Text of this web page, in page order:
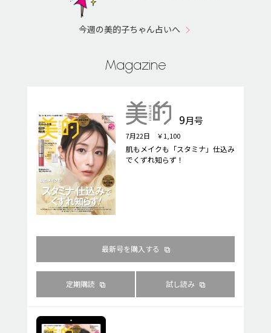
今週の美的子ちゃん占いへ
Magazine
9月号
7月22日 ￥1,100
肌もメイクも「スタミナ」仕込み
でくずれ知らず！
最新号を購入する
定期購読 試し読み